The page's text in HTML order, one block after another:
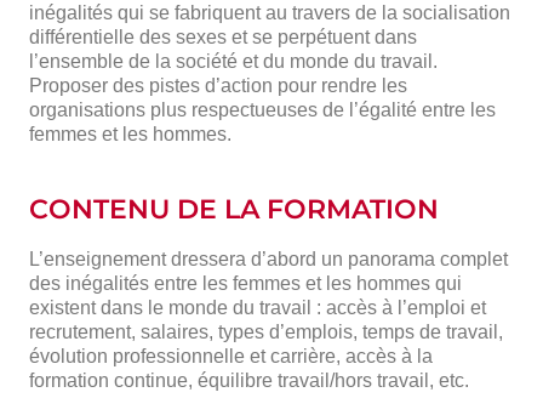
inégalités qui se fabriquent au travers de la socialisation
différentielle des sexes et se perpétuent dans
l’ensemble de la société et du monde du travail.
Proposer des pistes d’action pour rendre les
organisations plus respectueuses de l’égalité entre les
femmes et les hommes.
CONTENU DE LA FORMATION
L’enseignement dressera d’abord un panorama complet
des inégalités entre les femmes et les hommes qui
existent dans le monde du travail : accès à l’emploi et
recrutement, salaires, types d’emplois, temps de travail,
évolution professionnelle et carrière, accès à la
formation continue, équilibre travail/hors travail, etc.